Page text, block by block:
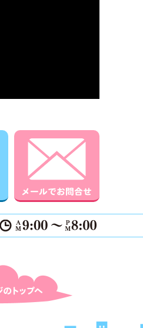
電話でお問合せ